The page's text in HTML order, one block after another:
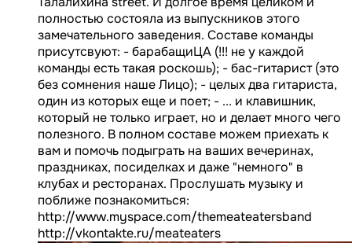
полностью состояла из выпускников этого
замечательного заведения. Составе команды
присутсвуют: - барабащиЦА (!!! не у каждой
команды есть такая роскошь); - бас-гитарист (это
без сомнения наше Лицо); - целых два гитариста,
один из которых еще и поет; - ... и клавишник,
который не только играет, но и делает много чего
полезного. В полном составе можем приехать к
вам и помочь подыграть на ваших вечеринах,
праздниках, посиделках и даже "немного" в
клубах и ресторанах. Прослушать музыку и
поближе познакомиться:
http://www.myspace.com/themeateatersband
http://vkontakte.ru/meateaters